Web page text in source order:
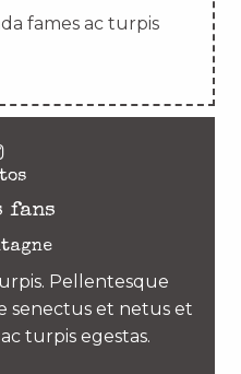
fames ac turpis
fans
Pellentesque
senectus et netus et
turpis egestas.